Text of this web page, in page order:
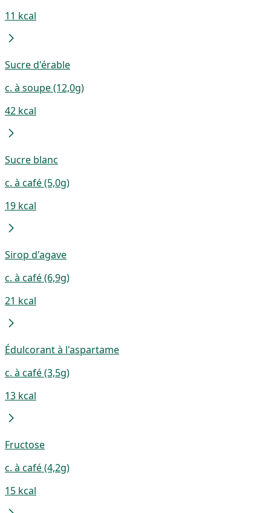
11 kcal
Sucre d'érable
c. à soupe (12,0g)
42 kcal
Sucre blanc
c. à café (5,0g)
19 kcal
Sirop d'agave
c. à café (6,9g)
21 kcal
Édulcorant à l'aspartame
c. à café (3,5g)
13 kcal
Fructose
c. à café (4,2g)
15 kcal